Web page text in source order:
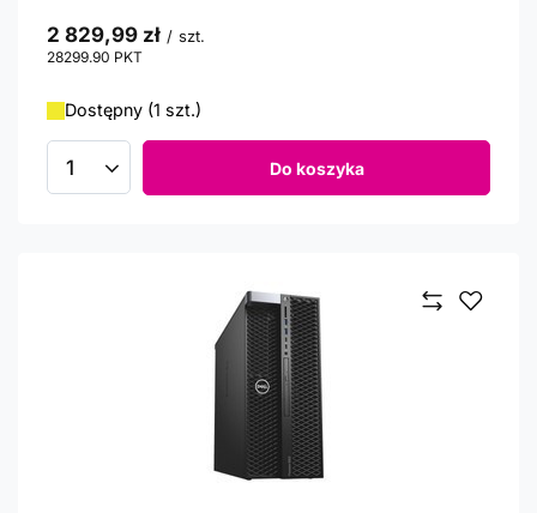
2 829,99 zł / szt.
28299.90 PKT
Dostępny (1 szt.)
Ilość produktów Do koszyka